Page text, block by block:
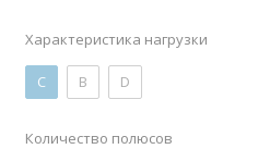
Характеристика нагрузки
C B D
Количество полюсов